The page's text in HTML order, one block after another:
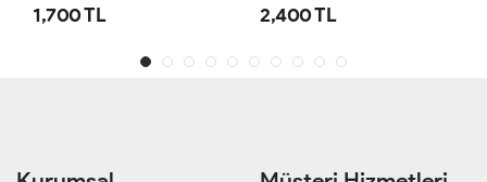
1,700 TL 2,400 TL